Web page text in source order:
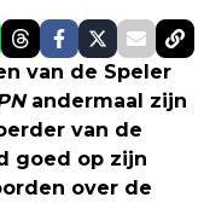
van de Speler
andermaal zijn
van de
goed op zijn
over de